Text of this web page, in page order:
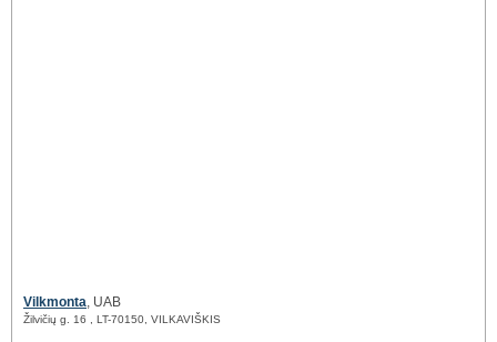
Vilkmonta, UAB
Žilvičių g. 16 , LT-70150, VILKAVIŠKIS